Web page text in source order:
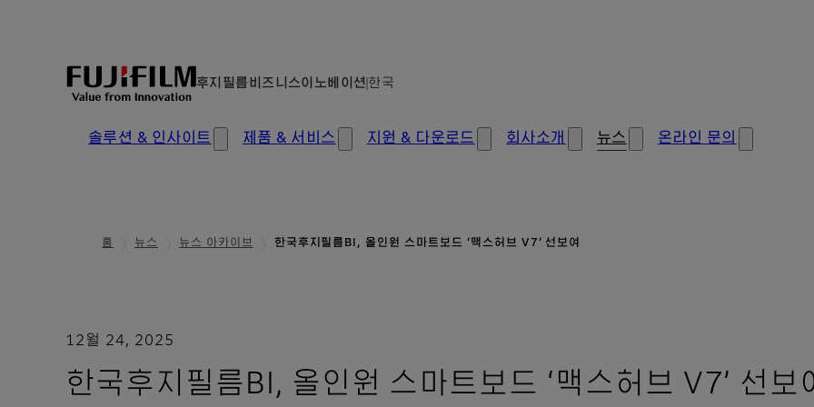
후지필름비즈니스이노베이션 한국
솔루션 & 인사이트 제품 & 서비스 지원 & 다운로드 회사소개 뉴스 온라인 문의
홈 뉴스 뉴스 아카이브 한국후지필름BI, 올인원 스마트보드 ‘맥스허브 V7’ 선보여
12월 24, 2025
한국후지필름BI, 올인원 스마트보드 ‘맥스허브 V7’ 선보